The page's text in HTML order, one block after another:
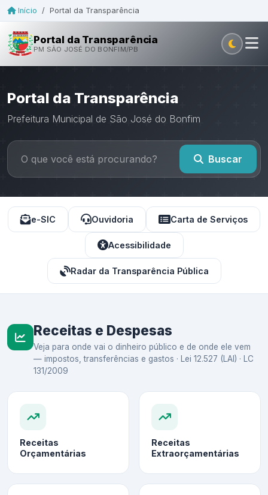
Início / Portal da Transparência
Portal da Transparência
PM SÃO JOSÉ DO BONFIM/PB
Portal da Transparência
Prefeitura Municipal de São José do Bonfim
Buscar
e-SIC Ouvidoria Carta de Serviços
Acessibilidade
Radar da Transparência Pública
Receitas e Despesas
Veja para onde vai o dinheiro público e de onde ele vem
— impostos, transferências e gastos · Lei 12.527 (LAI) · LC
131/2009
Receitas
Orçamentárias
Receitas
Extraorçamentárias